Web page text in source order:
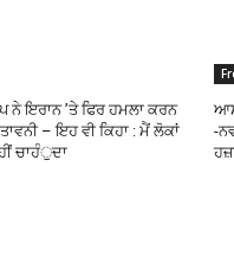
ਨੇ ਇਰਾਨ ’ਤੇ ਫਿਰ ਹਮਲਾ ਕਰਨ
– ਇਹ ਵੀ ਕਿਹਾ : ਮੈਂ ਲੋਕਾਂ
ਚਾਹੰੁਦਾ
-